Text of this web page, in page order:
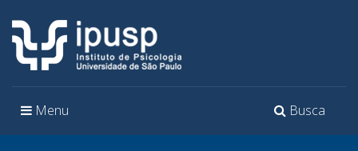
Toggle
Busca
Toggle
Menu